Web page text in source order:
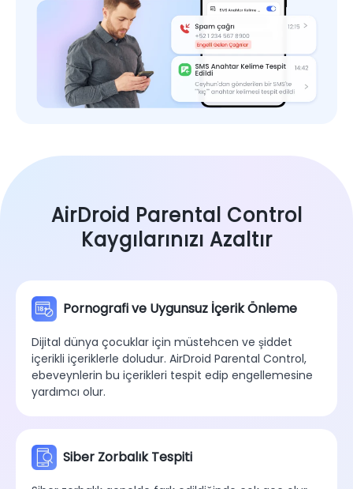
AirDroid Parental Control
Kaygılarınızı Azaltır
Pornografi ve Uygunsuz İçerik Önleme
Dijital dünya çocuklar için müstehcen ve şiddet
içerikli içeriklerle doludur. AirDroid Parental Control,
ebeveynlerin bu içerikleri tespit edip engellemesine
yardımcı olur.
Siber Zorbalık Tespiti